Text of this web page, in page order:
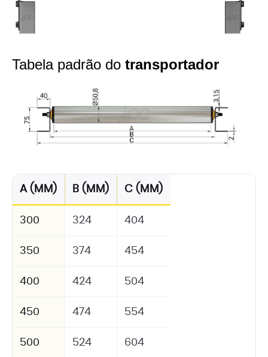
Tabela padrão do transportador
A (MM) B (MM) C (MM)
300 324 404
350 374 454
400 424 504
450 474 554
500 524 604